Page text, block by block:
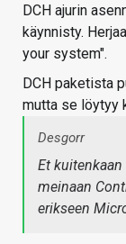
DCH ajurin
käynnisty.
your system".
DCH paketista
mutta se löytyy
Desgorr
Et
meinaan
erikseen